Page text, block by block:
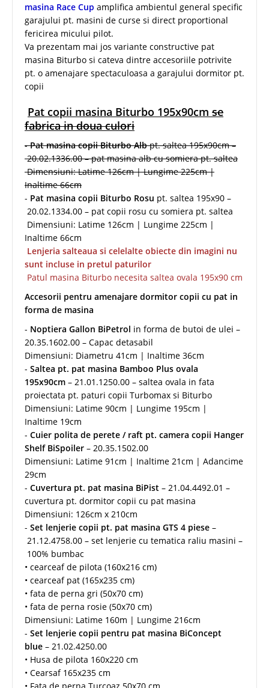
masina Race Cup amplifica ambientul general specific
garajului pt. masini de curse si direct proportional
fericirea micului pilot.
Va prezentam mai jos variante constructive pat
masina Biturbo si cateva dintre accesoriile potrivite
pt. o amenajare spectaculoasa a garajului dormitor pt.
copii
Pat copii masina Biturbo 195x90cm se
fabrica in doua culori
-Pat masina copii Biturbo Albpt. saltea 195x90cm –
20.02.1336.00 – pat masina alb cu somiera pt. saltea
Dimensiuni: Latime 126cm | Lungime 225cm |
Inaltime 66cm
- Pat masina copii Biturbo Rosu pt. saltea 195x90 –
20.02.1334.00 – pat copii rosu cu somiera pt. saltea
Dimensiuni: Latime 126cm | Lungime 225cm |
Inaltime 66cm
Lenjeria salteaua si celelalte obiecte din imagini nu
sunt incluse in pretul paturilor
Patul masina Biturbo necesita saltea ovala 195x90 cm
Accesorii pentru amenajare dormitor copii cu pat in
forma de masina
- Noptiera Gallon BiPetrol in forma de butoi de ulei –
20.35.1602.00 – Capac detasabil
Dimensiuni: Diametru 41cm | Inaltime 36cm
- Saltea pt. pat masina Bamboo Plus ovala
195x90cm – 21.01.1250.00 – saltea ovala in fata
proiectata pt. paturi copii Turbomax si Biturbo
Dimensiuni: Latime 90cm | Lungime 195cm |
Inaltime 19cm
- Cuier polita de perete / raft pt. camera copii Hanger
Shelf BiSpoiler – 20.35.1502.00
Dimensiuni: Latime 91cm | Inaltime 21cm | Adancime
29cm
- Cuvertura pt. pat masina BiPist – 21.04.4492.01 –
cuvertura pt. dormitor copii cu pat masina
Dimensiuni: 126cm x 210cm
- Set lenjerie copii pt. pat masina GTS 4 piese –
21.12.4758.00 – set lenjerie cu tematica raliu masini –
100% bumbac
• cearceaf de pilota (160x216 cm)
• cearceaf pat (165x235 cm)
• fata de perna gri (50x70 cm)
• fata de perna rosie (50x70 cm)
Dimensiuni: Latime 160m | Lungime 216cm
- Set lenjerie copii pentru pat masina BiConcept
blue – 21.02.4250.00
• Husa de pilota 160x220 cm
• Cearsaf 165x235 cm
• Fata de perna Turcoaz 50x70 cm